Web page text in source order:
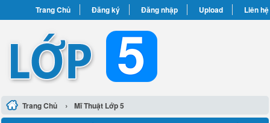
Trang Chủ Đăng ký Đăng nhập Upload Liên hệ
Trang Chủ › Mĩ Thuật Lớp 5